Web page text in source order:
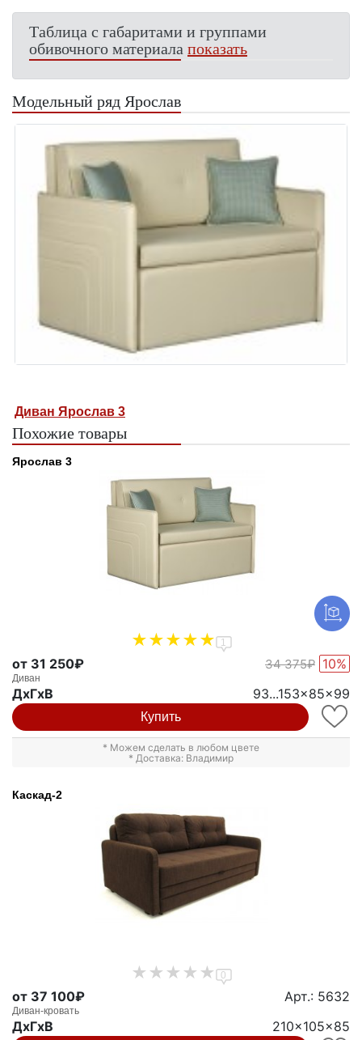
Таблица с габаритами и группами
обивочного материалапоказать
Модельный ряд Ярослав
Диван Ярослав 3
Похожие товары
Ярослав 3
1
от 31 250₽ 34 375₽ 10%
Диван
ДxГxВ 93...153x85x99
Купить
* Можем сделать в любом цвете
* Доставка: Владимир
Каскад-2
0
от 37 100₽ Арт.: 5632
Диван-кровать
ДxГxВ 210x105x85